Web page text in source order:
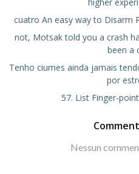
cuatro An easy way to Disarm
not, Motsak told you a crash
been a
Tenho ciumes ainda jamais
por
57. List Finger-
Nessun